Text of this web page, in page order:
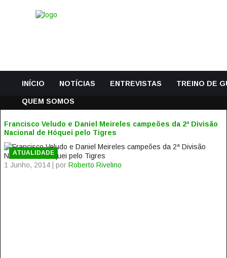
INÍCIO NOTÍCIAS ENTREVISTAS TREINO DE
QUEM SOMOS
Francisco Veludo e Daniel Meireles campeões da 2ª Divisão
Nacional de Hóquei pelo Tigres
1 Junho, 2014 | por Roberto Rivelino
ATUALIDADE